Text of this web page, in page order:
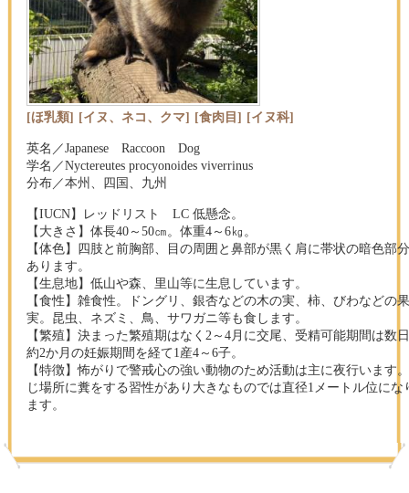
[ほ乳類] [イヌ、ネコ、クマ] [食肉目] [イヌ科]
英名／Japanese Raccoon Dog
学名／Nyctereutes procyonoides viverrinus
分布／本州、四国、九州
【IUCN】レッドリスト LC 低懸念。
【大きさ】体長40～50㎝。体重4～6㎏。
【体色】四肢と前胸部、目の周囲と鼻部が黒く肩に帯状の暗色部
あります。
【生息地】低山や森、里山等に生息しています。
【食性】雑食性。ドングリ、銀杏などの木の実、柿、びわなどの
実。昆虫、ネズミ、鳥、サワガニ等も食します。
【繁殖】決まった繁殖期はなく2～4月に交尾、受精可能期間は数
約2か月の妊娠期間を経て1産4～6子。
【特徴】怖がりで警戒心の強い動物のため活動は主に夜行います
じ場所に糞をする習性があり大きなものでは直径1メートル位にな
ます。